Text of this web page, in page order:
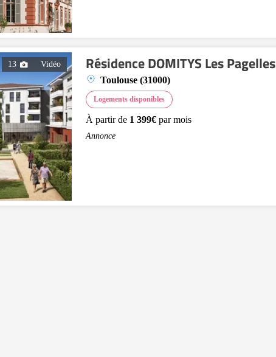
13 Vidéo Résidence DOMITYS Les Pagelles
Toulouse (31000)
Logements disponibles
À partir de 1 399€ par mois
Annonce